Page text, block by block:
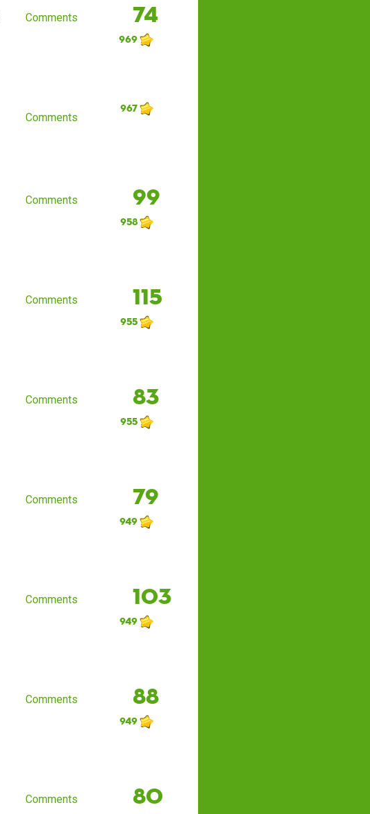
Comments 74
969
Comments
967
Comments 99
958
Comments 115
955
Comments 83
955
Comments 79
949
Comments 103
949
Comments 88
949
Comments 80